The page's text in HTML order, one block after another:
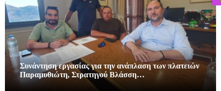
Συνάντηση εργασίας για την ανάπλαση των πλατειών
Παραμυθιώτη, Στρατηγού Βλάσση…